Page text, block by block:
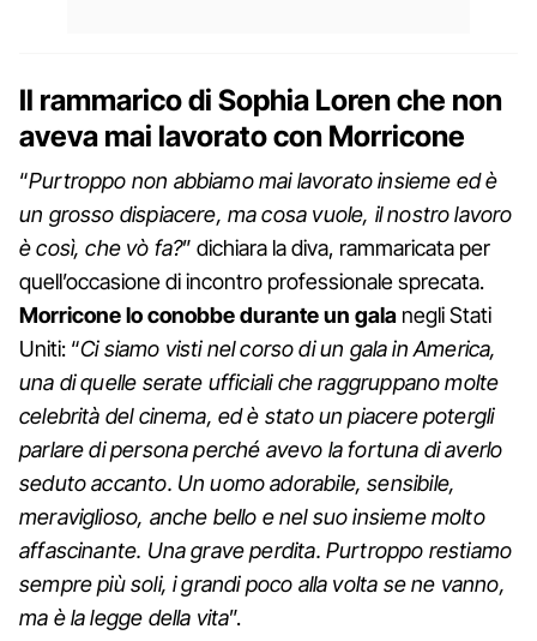
Il rammarico di Sophia Loren che non
aveva mai lavorato con Morricone
“Purtroppo non abbiamo mai lavorato insieme ed è
un grosso dispiacere, ma cosa vuole, il nostro lavoro
è così, che vò fa?” dichiara la diva, rammaricata per
quell’occasione di incontro professionale sprecata.
Morricone lo conobbe durante un gala negli Stati
Uniti: “Ci siamo visti nel corso di un gala in America,
una di quelle serate ufficiali che raggruppano molte
celebrità del cinema, ed è stato un piacere potergli
parlare di persona perché avevo la fortuna di averlo
seduto accanto. Un uomo adorabile, sensibile,
meraviglioso, anche bello e nel suo insieme molto
affascinante. Una grave perdita. Purtroppo restiamo
sempre più soli, i grandi poco alla volta se ne vanno,
ma è la legge della vita”.